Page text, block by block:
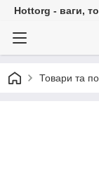
Hottorg - ваги,
Товари та